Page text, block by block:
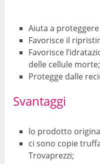
Aiuta a
Favorisce il
Favorisce
delle cellule morte;
Protegge dalle
Svantaggi
lo prodotto
ci sono copie
Trovaprezzi;